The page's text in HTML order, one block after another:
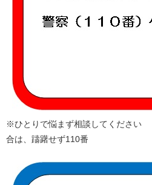
※ひとりで悩まず相談し
合は、躊躇せず110番